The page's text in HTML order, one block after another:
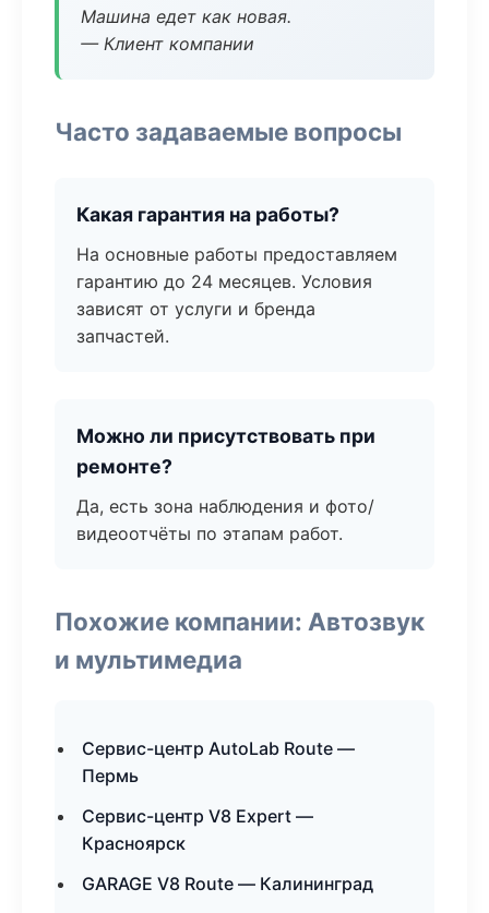
Машина едет как новая.
— Клиент компании
Часто задаваемые вопросы
Какая гарантия на работы?
На основные работы предоставляем
гарантию до 24 месяцев. Условия
зависят от услуги и бренда
запчастей.
Можно ли присутствовать при
ремонте?
Да, есть зона наблюдения и фото/
видеоотчёты по этапам работ.
Похожие компании: Автозвук
и мультимедиа
Сервис-центр AutoLab Route —
Пермь
Сервис-центр V8 Expert —
Красноярск
GARAGE V8 Route — Калининград